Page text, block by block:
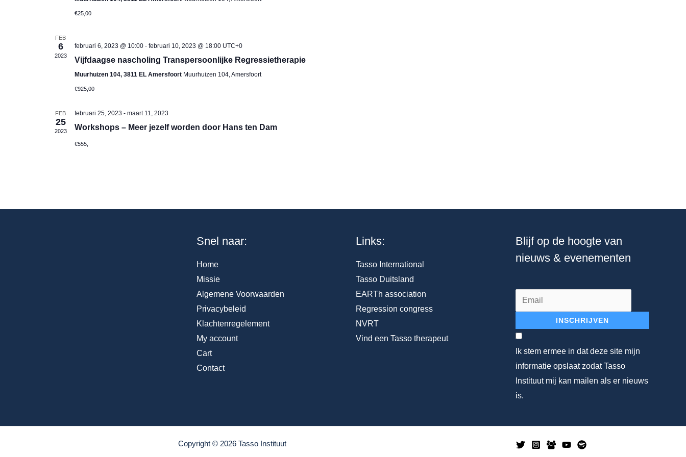
€25,00
FEB
6
2023
februari 6, 2023 @ 10:00- februari 10, 2023 @ 18:00 UTC+0
Vijfdaagse nascholing Transpersoonlijke Regressietherapie
Muurhuizen 104, 3811 EL Amersfoort Muurhuizen 104, Amersfoort
€925,00
FEB
25
2023
februari 25, 2023 - maart 11, 2023
Workshops – Meer jezelf worden door Hans ten Dam
€555,
Snel naar:
Home
Missie
Algemene Voorwaarden
Privacybeleid
Klachtenregelement
My account
Cart
Contact
Links:
Tasso International
Tasso Duitsland
EARTh association
Regression congress
NVRT
Vind een Tasso therapeut
Blijf op de hoogte van
nieuws & evenementen
INSCHRIJVEN
Ik stem ermee in dat deze site mijn
informatie opslaat zodat Tasso
Instituut mij kan mailen als er nieuws
is.
Copyright © 2026 Tasso Instituut